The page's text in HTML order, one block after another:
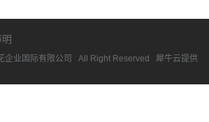
业国际有限公司 All Right Reserved 犀牛云提供